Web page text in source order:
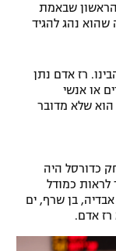
הראשון שבאמת
נהג להגיד
רז אדם נתן
או אנשי
הוא שלא מדובר
כדורסל היה
לראות כמודל
בן שרף, ים
אדם.